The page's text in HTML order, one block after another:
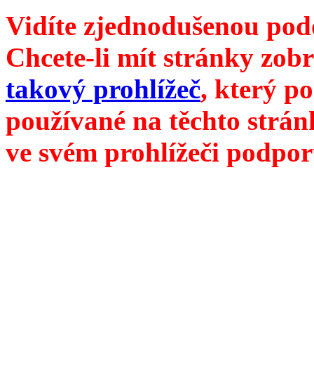
Vidíte zjednodušenou
Chcete-li mít stránky
takový prohlížeč, který
používané na těchto
ve svém prohlížeči